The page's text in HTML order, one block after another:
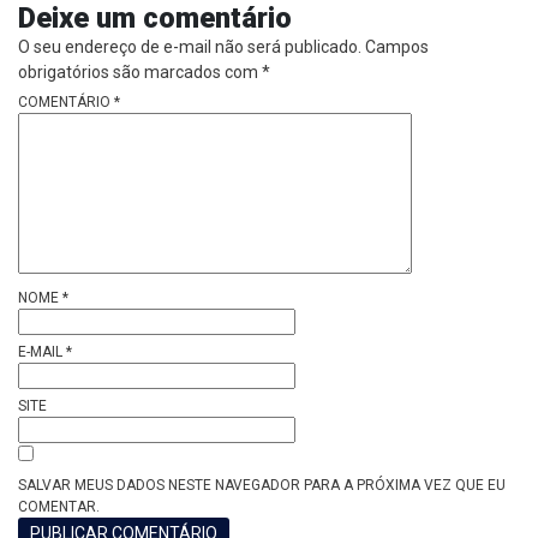
Deixe um comentário
O seu endereço de e-mail não será publicado. Campos
obrigatórios são marcados com *
COMENTÁRIO *
NOME *
E-MAIL *
SITE
SALVAR MEUS DADOS NESTE NAVEGADOR PARA A PRÓXIMA VEZ QUE EU
COMENTAR.